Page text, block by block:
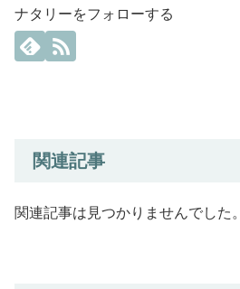
ナタリーをフォローする
関連記事
関連記事は見つかりませんでした。